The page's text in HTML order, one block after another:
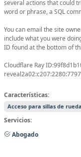
several actions that could
word or phrase, a SQL
You can email the site
include what you were
ID found at the bottom of
Cloudflare Ray
Características:
Acceso para sillas de
Servicios:
Abogado